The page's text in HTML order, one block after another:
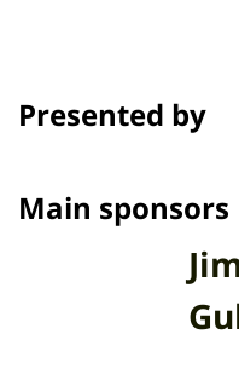
Presented by
Main sponsors